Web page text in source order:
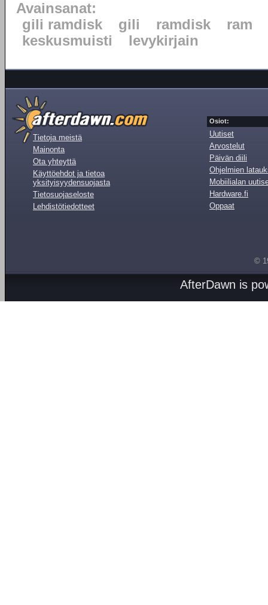
Avainsanat:
gili ramdisk
gili ramdisk
ram
keskusmuisti
levykirjain
Tietoja meistä
Mainonta
Ota yhteyttä
Käyttöehdot ja tietoa
yksityisyydensuojasta
Tietosuojaseloste
Lehdistötiedotteet
Osiot:
Uutiset
Arvostelut
Päivän diili
Ohjelmien
Mobiilialan
Hardware.fi
Oppaat
©
AfterDawn is